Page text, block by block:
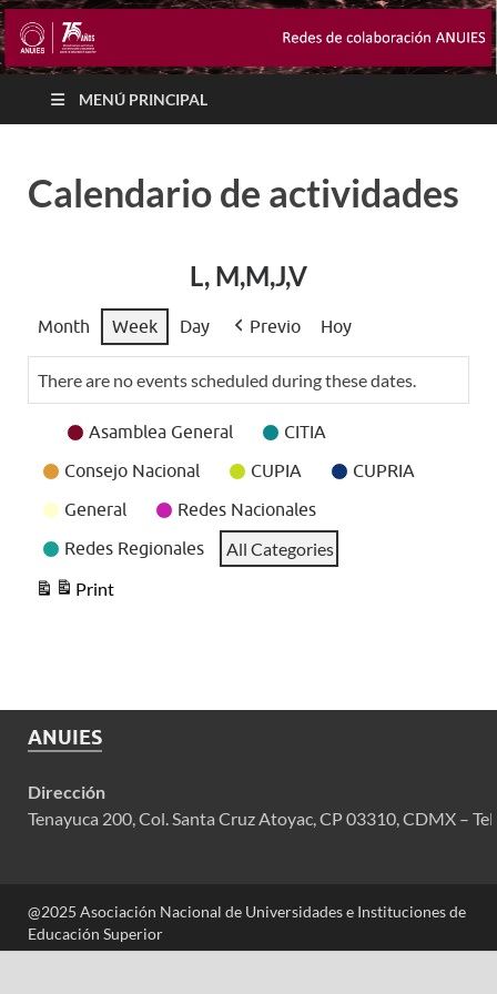
MENÚ PRINCIPAL
Calendario de actividades
L, M,M,J,V
Month Week Day Previo Hoy
There are no events scheduled during these dates.
Event
Asamblea General
CITIA
Consejo Nacional
CUPIA
CUPRIA
General
Redes Nacionales
Redes Regionales
All Categories
Print
View
ANUIES
Dirección
Tenayuca 200, Col. Santa Cruz Atoyac, CP 03310, CDMX –
@2025 Asociación Nacional de Universidades e Instituciones de
Educación Superior